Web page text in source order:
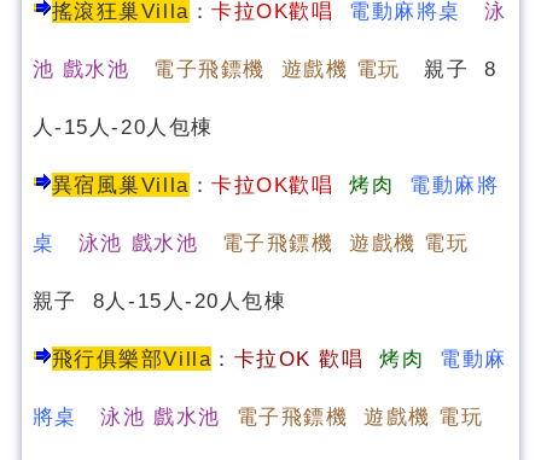
搖滾狂巢Villa ：卡拉OK歡唱 電動麻將桌 泳
池 戲水池 電子飛鏢機 遊戲機 電玩 親子 8
人-15人-20人包棟
異宿風巢Villa ：卡拉OK歡唱 烤肉 電動麻將
桌 泳池 戲水池 電子飛鏢機 遊戲機 電玩
親子 8人-15人-20人包棟
飛行俱樂部Villa ： 卡拉OK 歡唱 烤肉 電動麻
將桌 泳池 戲水池 電子飛鏢機 遊戲機 電玩